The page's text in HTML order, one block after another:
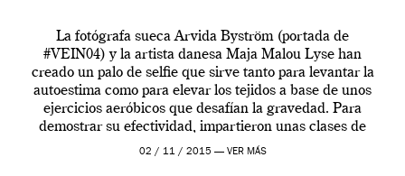
La fotógrafa sueca Arvida Byström (portada de
#VEIN04) y la artista danesa Maja Malou Lyse han
creado un palo de selfie que sirve tanto para levantar la
autoestima como para elevar los tejidos a base de unos
ejercicios aeróbicos que desafían la gravedad. Para
demostrar su efectividad, impartieron unas clases de
prueba en el Tate […]
02 / 11 / 2015 — VER MÁS